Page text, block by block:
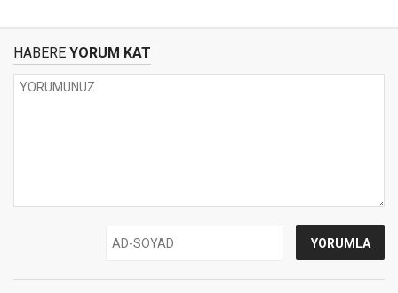
HABERE YORUM KAT